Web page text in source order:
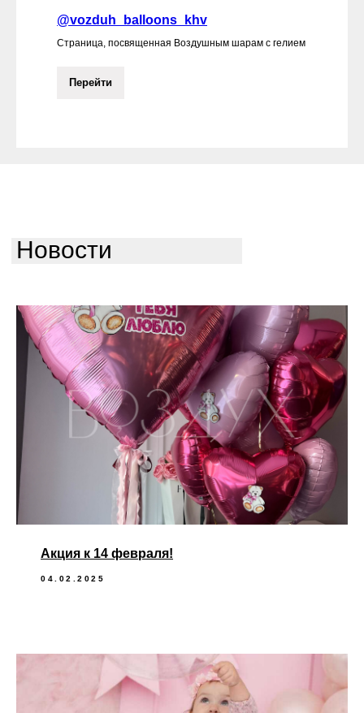
@vozduh_balloons_khv
Страница, посвященная Воздушным шарам с гелием
Перейти
Новости
Акция к 14 февраля!
04.02.2025